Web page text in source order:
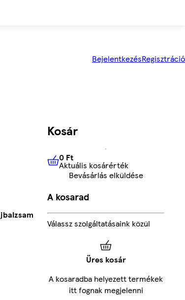
BejelentkezésRegisztráció
Kosár
0 FtAktuális kosárérték
0 Ft
Aktuális kosárérték
Bevásárlás elküldése
A kosarad
Válassz szolgáltatásaink közül
Üres kosár
A kosaradba helyezett termékek
itt fognak megjelenni